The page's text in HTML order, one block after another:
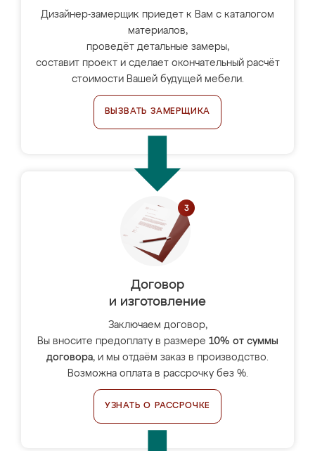
Дизайнер-замерщик приедет к Вам с каталогом
материалов,
проведёт детальные замеры,
составит проект и сделает окончательный расчёт
стоимости Вашей будущей мебели.
ВЫЗВАТЬ ЗАМЕРЩИКА
Договор
и изготовление
Заключаем договор,
Вы вносите предоплату в размере 10% от суммы
договора, и мы отдаём заказ в производство.
Возможна оплата в рассрочку без %.
УЗНАТЬ О РАССРОЧКЕ